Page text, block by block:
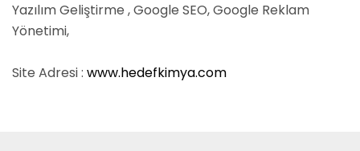
Yazılım Geliştirme , Google SEO, Google Reklam
Yönetimi,
Site Adresi : www.hedefkimya.com